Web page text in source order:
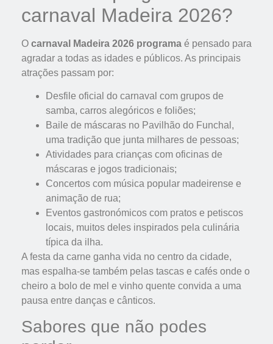
carnaval Madeira 2026?
O carnaval Madeira 2026 programa é pensado para
agradar a todas as idades e públicos. As principais
atrações passam por:
Desfile oficial do carnaval com grupos de
samba, carros alegóricos e foliões;
Baile de máscaras no Pavilhão do Funchal,
uma tradição que junta milhares de pessoas;
Atividades para crianças com oficinas de
máscaras e jogos tradicionais;
Concertos com música popular madeirense e
animação de rua;
Eventos gastronómicos com pratos e petiscos
locais, muitos deles inspirados pela culinária
típica da ilha.
A festa da carne ganha vida no centro da cidade,
mas espalha-se também pelas tascas e cafés onde o
cheiro a bolo de mel e vinho quente convida a uma
pausa entre danças e cânticos.
Sabores que não podes